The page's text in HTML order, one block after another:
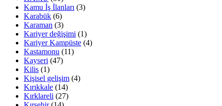
Kamu İş İlanları (3)
Karabük (6)
Karaman (3)
Kariyer değişimi (1)
Kariyer Kampüste (4)
Kastamonu (11)
Kayseri (47)
Kilis (1)
Kişisel gelişim (4)
Kırıkkale (14)
Kırklareli (27)